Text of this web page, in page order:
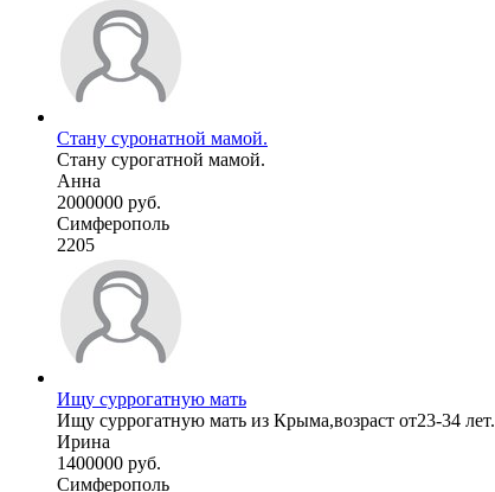
Стану суронатной мамой.
Стану сурогатной мамой.
Анна
2000000 руб.
Симферополь
2205
Ищу суррогатную мать
Ищу суррогатную мать из Крыма,возраст от23-34 лет.
Ирина
1400000 руб.
Симферополь